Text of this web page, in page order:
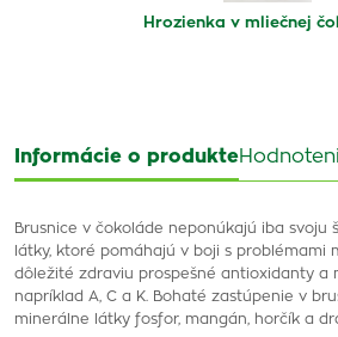
Hrozienka v mliečnej
Informácie o produkte
Brusnice v čokoláde neponúkajú iba svoju
látky, ktoré pomáhajú v boji s problémami
dôležité zdraviu prospešné antioxidanty a
napríklad A, C a K. Bohaté zastúpenie v
minerálne látky fosfor, mangán, horčík a